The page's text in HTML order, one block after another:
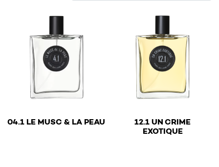
04.1 LE MUSC & LA PEAU
This product has multiple variants. The options may be
12.1 UN CRIME
EXOTIQUE
€